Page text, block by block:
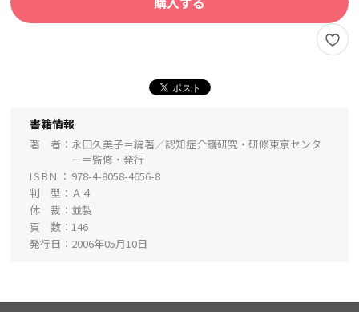
書籍情報
著 者
永田久美子＝編著／認知症介護研究・研修東京センタ
ー＝監修・発行
ISBN
978-4-8058-4656-8
判 型
Ａ４
体 裁
並製
頁 数
146
発行日
2006年05月10日